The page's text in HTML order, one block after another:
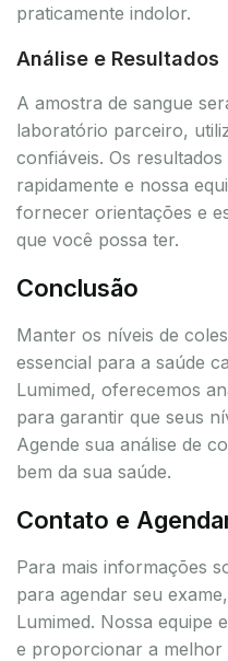
praticamente indolor.
Análise e Resultados
A amostra de sangue
laboratório parceiro,
confiáveis. Os
rapidamente e nossa
fornecer orientações e
que você possa ter.
Conclusão
Manter os níveis de
essencial para a saúde
Lumimed, oferecemos
para garantir que seus
Agende sua análise de
bem da sua saúde.
Contato e
Para mais informações
para agendar seu
Lumimed. Nossa equipe
e proporcionar a melhor